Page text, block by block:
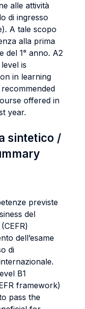
alle attività
di ingresso
A tale scopo
alla prima
del 1° anno. A2
is
in learning
offered in
year.
sintetico /
previste
del
dell’esame
di
B1
framework)
pass the